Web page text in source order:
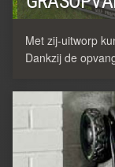
Met zij-uitworp
Dankzij de